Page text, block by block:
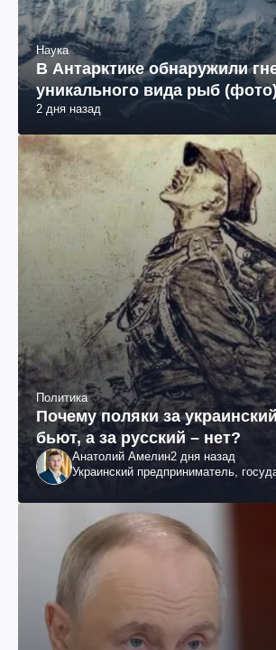
Наука
В Антарктике обнаружили
уникального вида рыб
2 дня назад
Политика
Почему поляки за
бьют, а за русский – нет?
Анатолий Амелин2 дня назад
Украинский предприниматель,